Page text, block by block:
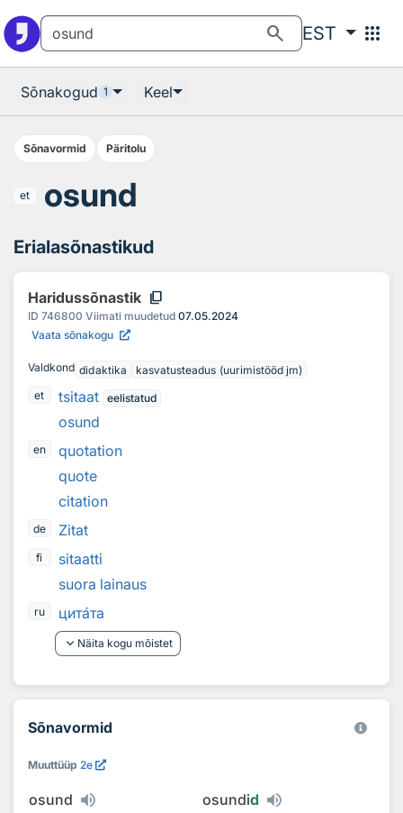
search EST apps
Sõnakogud 1 Keel
Sõnavormid Päritolu
et osund
Erialasõnastikud
Haridussõnastik content_copy
ID 746800 Viimati muudetud 07.05.2024
Vaata sõnakogu
Valdkond didaktika
kasvatusteadus (uurimistööd jm)
et
tsitaat eelistatud
osund
en
quotation
quote
citation
de Zitat
fi
sitaatti
suora lainaus
ru цитата
keyboard_arrow_down Näita kogu mõistet
Sõnavormid
Muuttüüp 2e
osund osundid